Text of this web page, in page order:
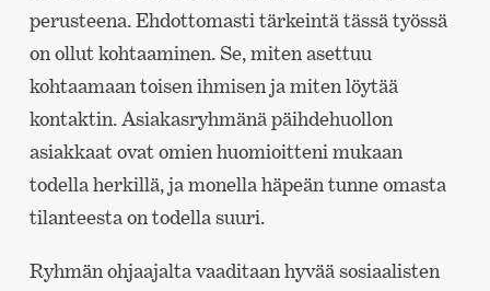
perusteena. Ehdottomasti tärkeintä tässä työssä
on ollut kohtaaminen. Se, miten asettuu
kohtaamaan toisen ihmisen ja miten löytää
kontaktin. Asiakasryhmänä päihdehuollon
asiakkaat ovat omien huomioitteni mukaan
todella herkillä, ja monella häpeän tunne omasta
tilanteesta on todella suuri.
Ryhmän ohjaajalta vaaditaan hyvää sosiaalisten